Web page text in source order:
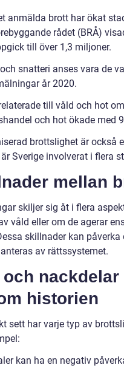
anmälda brott har ökat
rådet (BRÅ)
till över 1,3 miljoner.
snatteri anses vara de
år 2020.
till våld och hot
och hot ökade med
brottslighet är också
Sverige involverat i flera
mellan
skiljer sig åt i flera
våld eller om de agerar
skillnader kan
av rättssystemet.
och
historien
sett har varje typ av
kan ha en negativ